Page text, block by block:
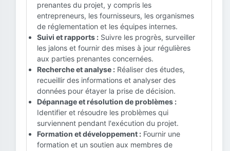
prenantes du projet, y compris les
entrepreneurs, les fournisseurs, les organismes
de réglementation et les équipes internes.
Suivi et rapports : Suivre les progrès, surveiller
les jalons et fournir des mises à jour régulières
aux parties prenantes concernées.
Recherche et analyse : Réaliser des études,
recueillir des informations et analyser des
données pour étayer la prise de décision.
Dépannage et résolution de problèmes :
Identifier et résoudre les problèmes qui
surviennent pendant l'exécution du projet.
Formation et développement : Fournir une
formation et un soutien aux membres de